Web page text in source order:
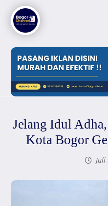
Jelang Idul
Kota Bogor
Juli